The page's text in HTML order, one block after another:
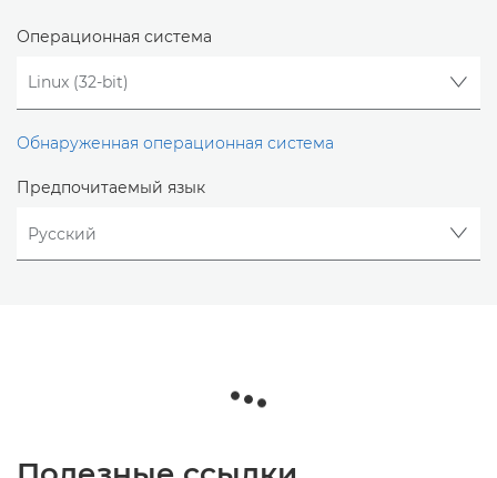
Операционная система
Обнаруженная операционная система
Предпочитаемый язык